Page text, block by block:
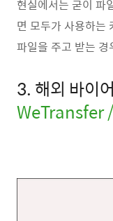
현실에서는 굳이 파
면 모두가 사용하는
파일을 주고 받는 경
3. 해외 바이
WeTransfer /